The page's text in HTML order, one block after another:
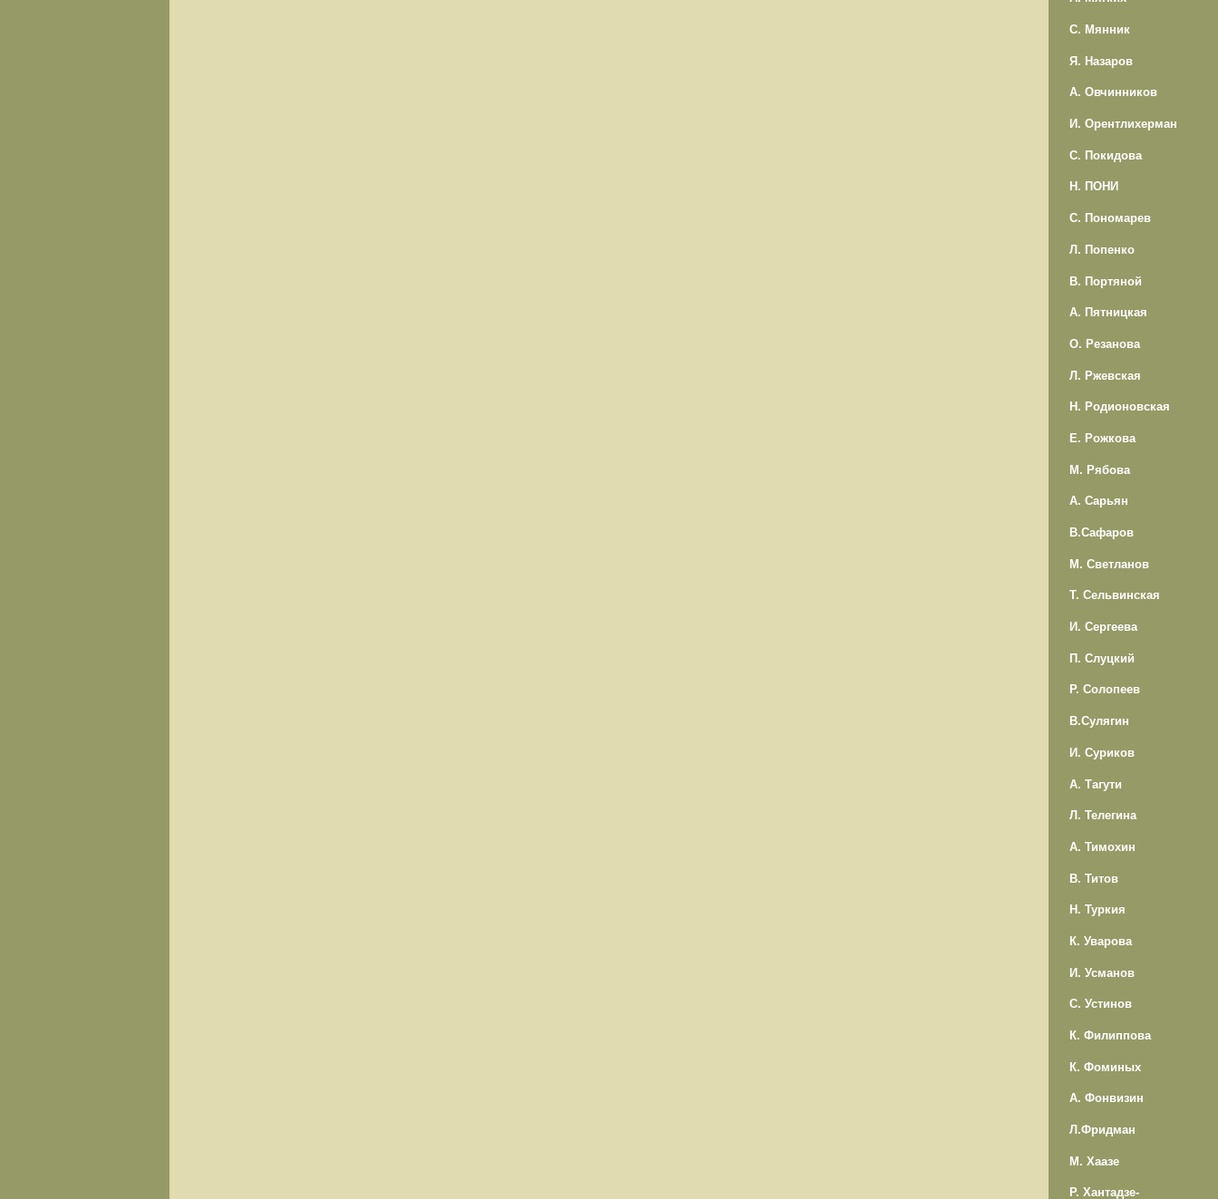
С. Мянник
Я. Назаров
А. Овчинников
И. Орентлихерман
С. Покидова
Н. ПОНИ
С. Пономарев
Л. Попенко
В. Портяной
А. Пятницкая
О. Резанова
Л. Ржевская
Н. Родионовская
Е. Рожкова
М. Рябова
А. Сарьян
В.Сафаров
М. Светланов
Т. Сельвинская
И. Сергеева
П. Слуцкий
Р. Солопеев
В.Сулягин
И. Суриков
А. Тагути
Л. Телегина
А. Тимохин
В. Титов
Н. Туркия
К. Уварова
И. Усманов
С. Устинов
К. Филиппова
К. Фоминых
А. Фонвизин
Л.Фридман
М. Хаазе
Р. Хантадзе-